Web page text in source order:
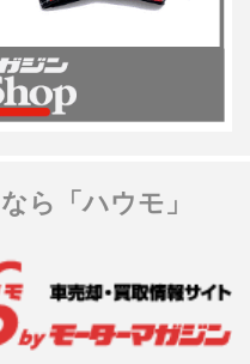
ら「ハウモ」